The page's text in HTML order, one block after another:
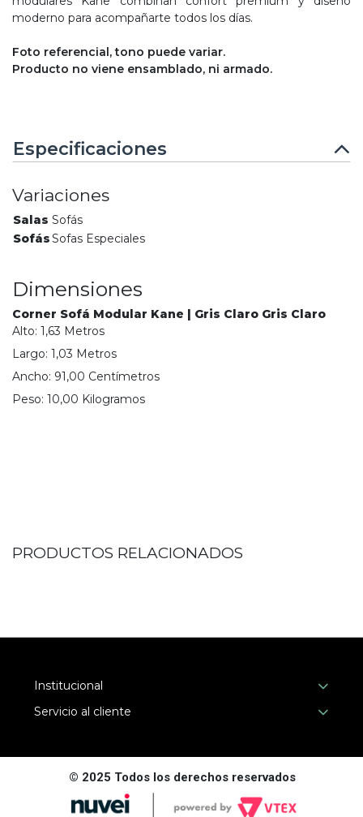
moderno para acompañarte todos los días.
Foto referencial, tono puede variar.
Producto no viene ensamblado, ni armado.
Especificaciones
Variaciones
Salas Sofás
SofásSofas Especiales
Dimensiones
Corner Sofá Modular Kane | Gris Claro Gris Claro
Alto: 1,63 Metros
Largo: 1,03 Metros
Ancho: 91,00 Centímetros
Peso: 10,00 Kilogramos
PRODUCTOS RELACIONADOS
Institucional
Servicio al cliente
© 2025 Todos los derechos reservados